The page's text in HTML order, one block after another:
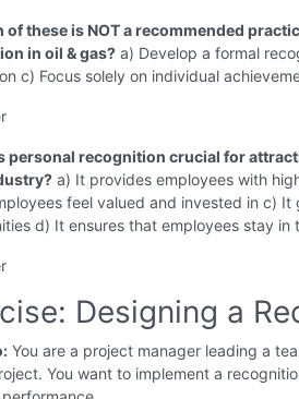
of these is NOT a recommended
in oil & gas? a) Develop a formal
c) Focus solely on individual
personal recognition crucial for
a) It provides employees with
feel valued and invested in c)
d) It ensures that employees stay in
Designing a
You are a project manager leading a
You want to implement a